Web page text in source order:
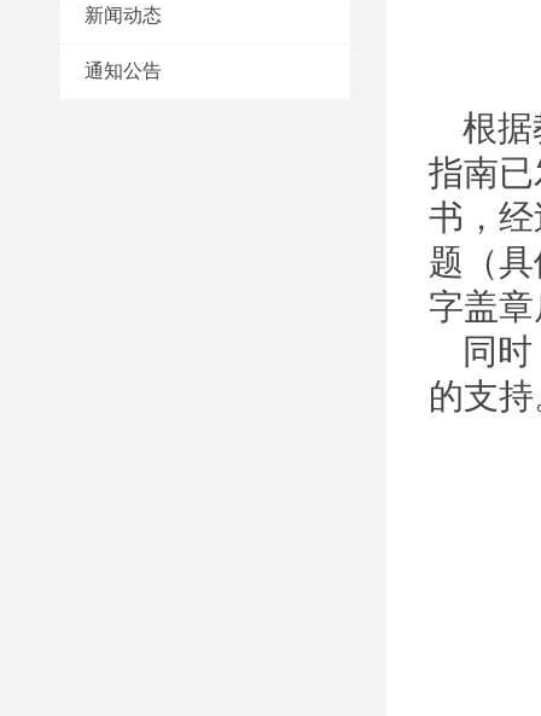
新闻动态
通知公告
根据
指南
书，
题（
字盖
同
的支